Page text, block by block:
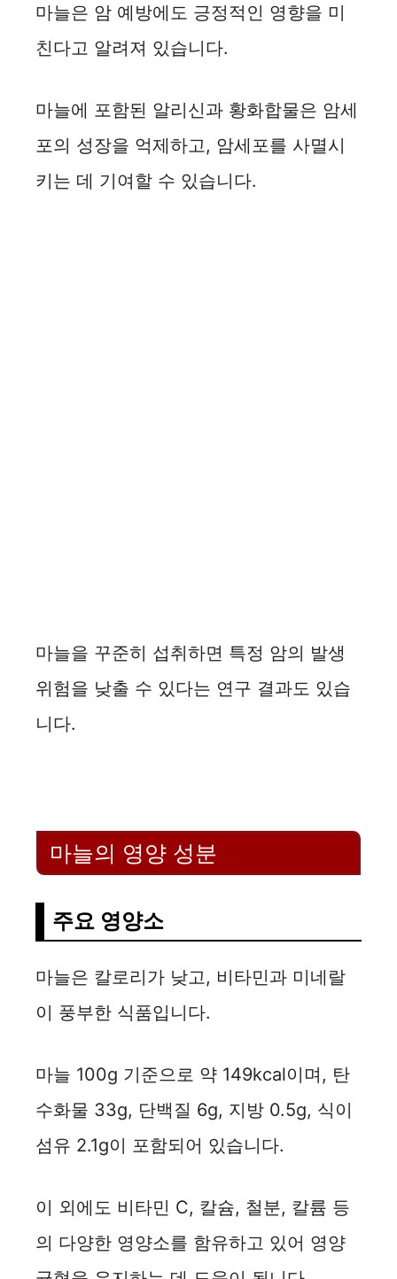
마늘은 암 예방에도 긍정적인 영향을 미
친다고 알려져 있습니다.
마늘에 포함된 알리신과 황화합물은 암세
포의 성장을 억제하고, 암세포를 사멸시
키는 데 기여할 수 있습니다.
마늘을 꾸준히 섭취하면 특정 암의 발생
위험을 낮출 수 있다는 연구 결과도 있습
니다.
마늘의 영양 성분
주요 영양소
마늘은 칼로리가 낮고, 비타민과 미네랄
이 풍부한 식품입니다.
마늘 100g 기준으로 약 149kcal이며, 탄
수화물 33g, 단백질 6g, 지방 0.5g, 식이
섬유 2.1g이 포함되어 있습니다.
이 외에도 비타민 C, 칼슘, 철분, 칼륨 등
의 다양한 영양소를 함유하고 있어 영양